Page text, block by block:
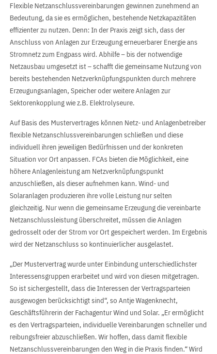
Flexible Netzanschlussvereinbarungen gewinnen zunehmend an
Bedeutung, da sie es ermöglichen, bestehende Netzkapazitäten
effizienter zu nutzen. Denn: In der Praxis zeigt sich, dass der
Anschluss von Anlagen zur Erzeugung erneuerbarer Energie ans
Stromnetz zum Engpass wird. Abhilfe – bis der notwendige
Netzausbau umgesetzt ist – schafft die gemeinsame Nutzung von
bereits bestehenden Netzverknüpfungspunkten durch mehrere
Erzeugungsanlagen, Speicher oder weitere Anlagen zur
Sektorenkopplung wie z.B. Elektrolyseure.
Auf Basis des Mustervertrages können Netz- und Anlagenbetreiber
flexible Netzanschlussvereinbarungen schließen und diese
individuell ihren jeweiligen Bedürfnissen und der konkreten
Situation vor Ort anpassen. FCAs bieten die Möglichkeit, eine
höhere Anlagenleistung am Netzverknüpfungspunkt
anzuschließen, als dieser aufnehmen kann. Wind- und
Solaranlagen produzieren ihre volle Leistung nur selten
gleichzeitig. Nur wenn die gemeinsame Erzeugung die vereinbarte
Netzanschlussleistung überschreitet, müssen die Anlagen
gedrosselt oder der Strom vor Ort gespeichert werden. Im Ergebnis
wird der Netzanschluss so kontinuierlicher ausgelastet.
„Der Mustervertrag wurde unter Einbindung unterschiedlichster
Interessensgruppen erarbeitet und wird von diesen mitgetragen.
So ist sichergestellt, dass die Interessen der Vertragsparteien
ausgewogen berücksichtigt sind“, so Antje Wagenknecht,
Geschäftsführerin der Fachagentur Wind und Solar. „Er ermöglicht
es den Vertragsparteien, individuelle Vereinbarungen schneller und
reibungsfreier abzuschließen. Wir hoffen, dass damit flexible
Netzanschlussvereinbarungen den Weg in die Praxis finden.“ Wird